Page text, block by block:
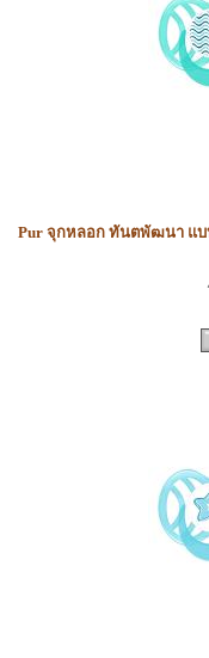
Pur จุกหลอก ทันตพัฒนา แบบ